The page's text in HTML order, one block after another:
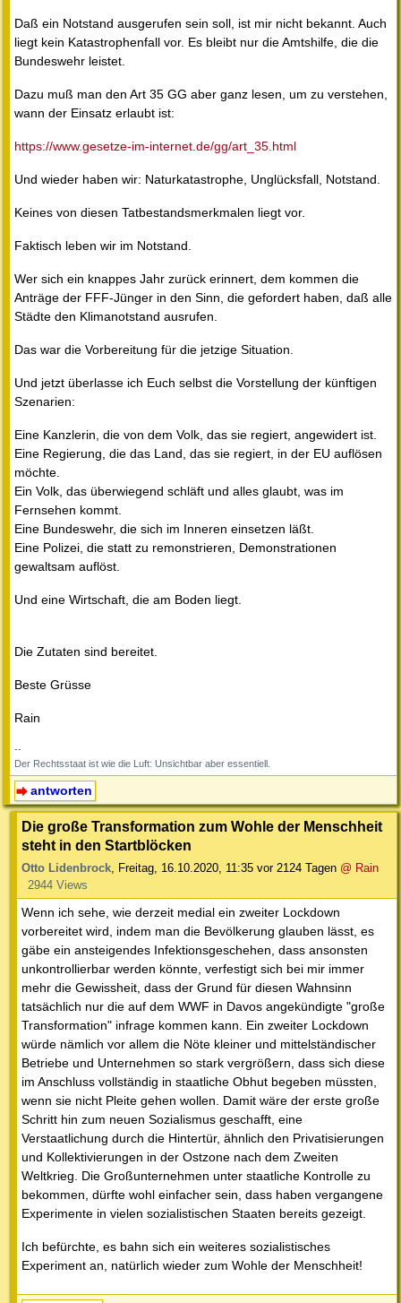
Daß ein Notstand ausgerufen sein soll, ist mir nicht bekannt. Auch
liegt kein Katastrophenfall vor. Es bleibt nur die Amtshilfe, die die
Bundeswehr leistet.
Dazu muß man den Art 35 GG aber ganz lesen, um zu verstehen,
wann der Einsatz erlaubt ist:
https://www.gesetze-im-internet.de/gg/art_35.html
Und wieder haben wir: Naturkatastrophe, Unglücksfall, Notstand.
Keines von diesen Tatbestandsmerkmalen liegt vor.
Faktisch leben wir im Notstand.
Wer sich ein knappes Jahr zurück erinnert, dem kommen die
Anträge der FFF-Jünger in den Sinn, die gefordert haben, daß alle
Städte den Klimanotstand ausrufen.
Das war die Vorbereitung für die jetzige Situation.
Und jetzt überlasse ich Euch selbst die Vorstellung der künftigen
Szenarien:
Eine Kanzlerin, die von dem Volk, das sie regiert, angewidert ist.
Eine Regierung, die das Land, das sie regiert, in der EU auflösen
möchte.
Ein Volk, das überwiegend schläft und alles glaubt, was im
Fernsehen kommt.
Eine Bundeswehr, die sich im Inneren einsetzen läßt.
Eine Polizei, die statt zu remonstrieren, Demonstrationen
gewaltsam auflöst.
Und eine Wirtschaft, die am Boden liegt.
Die Zutaten sind bereitet.
Beste Grüsse
Rain
--
Der Rechtsstaat ist wie die Luft: Unsichtbar aber essentiell.
antworten
Die große Transformation zum Wohle der Menschheit
steht in den Startblöcken
Otto Lidenbrock, Freitag, 16.10.2020, 11:35 vor 2124 Tagen @ Rain
2944 Views
Wenn ich sehe, wie derzeit medial ein zweiter Lockdown
vorbereitet wird, indem man die Bevölkerung glauben lässt, es
gäbe ein ansteigendes Infektionsgeschehen, dass ansonsten
unkontrollierbar werden könnte, verfestigt sich bei mir immer
mehr die Gewissheit, dass der Grund für diesen Wahnsinn
tatsächlich nur die auf dem WWF in Davos angekündigte "große
Transformation" infrage kommen kann. Ein zweiter Lockdown
würde nämlich vor allem die Nöte kleiner und mittelständischer
Betriebe und Unternehmen so stark vergrößern, dass sich diese
im Anschluss vollständig in staatliche Obhut begeben müssten,
wenn sie nicht Pleite gehen wollen. Damit wäre der erste große
Schritt hin zum neuen Sozialismus geschafft, eine
Verstaatlichung durch die Hintertür, ähnlich den Privatisierungen
und Kollektivierungen in der Ostzone nach dem Zweiten
Weltkrieg. Die Großunternehmen unter staatliche Kontrolle zu
bekommen, dürfte wohl einfacher sein, dass haben vergangene
Experimente in vielen sozialistischen Staaten bereits gezeigt.
Ich befürchte, es bahn sich ein weiteres sozialistisches
Experiment an, natürlich wieder zum Wohle der Menschheit!